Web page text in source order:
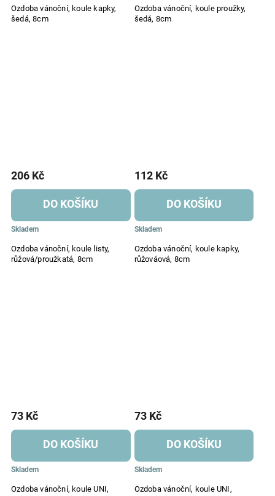
Ozdoba vánoční, koule kapky,
šedá, 8cm
Ozdoba vánoční, koule proužky,
šedá, 8cm
Ozdoba vánoční, koule listy,
růžová/proužkatá, 8cm
Skladem
206 Kč
DO KOŠÍKU
Ozdoba vánoční, koule kapky,
růžováová, 8cm
Skladem
112 Kč
DO KOŠÍKU
Ozdoba vánoční, koule UNI,
Skladem
73 Kč
DO KOŠÍKU
Ozdoba vánoční, koule UNI,
Skladem
73 Kč
DO KOŠÍKU